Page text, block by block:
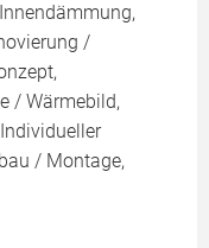
/
/ Wärmebild,
/ Montage,